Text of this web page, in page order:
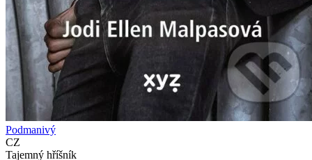
Podmanivý
CZ
Tajemný hříšník